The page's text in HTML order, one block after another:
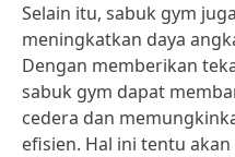
Selain itu, sabuk gym
meningkatkan daya
Dengan memberikan
sabuk gym dapat
cedera dan
efisien. Hal ini tentu